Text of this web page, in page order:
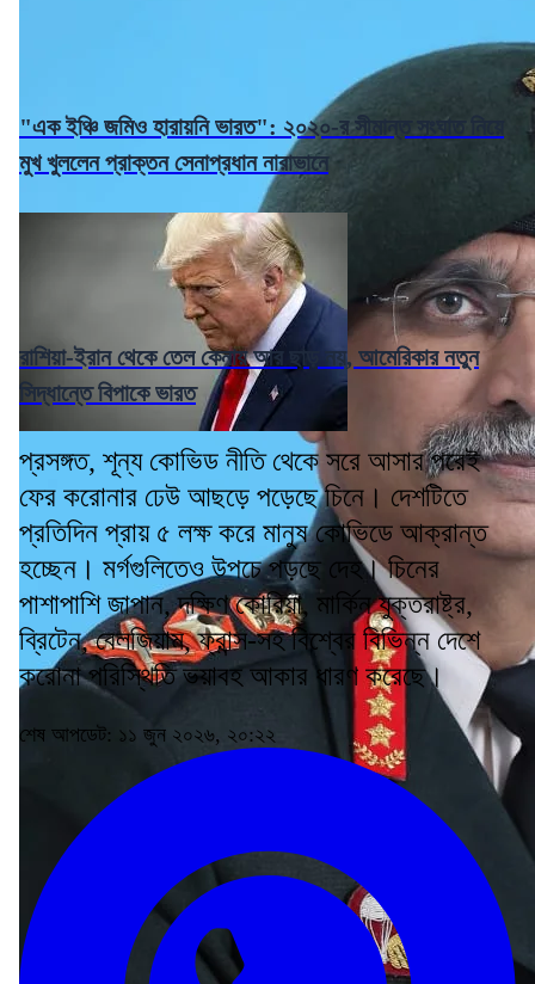
"এক ইঞ্চি জমিও হারায়নি ভারত": ২০২০-র সীমান্ত সংঘাত নিয়ে
মুখ খুললেন প্রাক্তন সেনাপ্রধান নারাভানে
রাশিয়া-ইরান থেকে তেল কেনায় আর ছাড় নয়, আমেরিকার নতুন
সিদ্ধান্তে বিপাকে ভারত
প্রসঙ্গত, শূন্য কোভিড নীতি থেকে সরে আসার পরেই
ফের করোনার ঢেউ আছড়ে পড়েছে চিনে। দেশটিতে
প্রতিদিন প্রায় ৫ লক্ষ করে মানুষ কোভিডে আক্রান্ত
হচ্ছেন। মর্গগুলিতেও উপচে পড়ছে দেহ। চিনের
পাশাপাশি জাপান, দক্ষিণ কোরিয়া, মার্কিন যুক্তরাষ্ট্র,
ব্রিটেন, বেলজিয়াম, ফ্রান্স-সহ বিশ্বের বিভিন্ন দেশে
করোনা পরিস্থিতি ভয়াবহ আকার ধারণ করেছে।
শেষ আপডেট: ১১ জুন ২০২৬, ২০:২২